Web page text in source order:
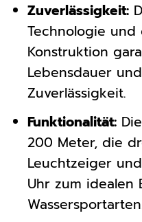
Zuverlässigkeit:
Technologie
Konstruktion
Lebensdauer
Zuverlässigkeit.
Funktionalität:
200 Meter, die
Leuchtzeiger
Uhr zum idealen